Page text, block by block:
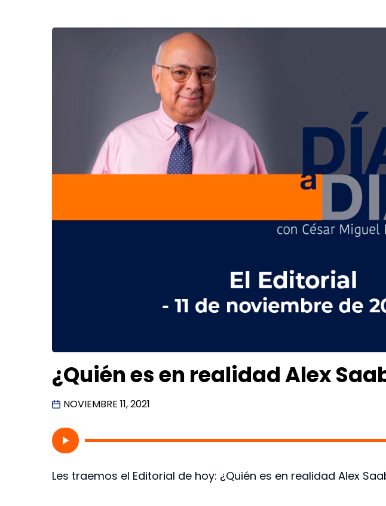
¿Quién es en realidad Alex
NOVIEMBRE 11, 2021
Les traemos el Editorial de hoy: ¿Quién es en realidad Alex